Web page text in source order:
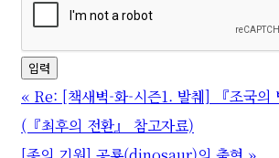
« Re: [책새벽-화-시즌1. 발췌] 『조국의
(『최후의 전환』 참고자료)